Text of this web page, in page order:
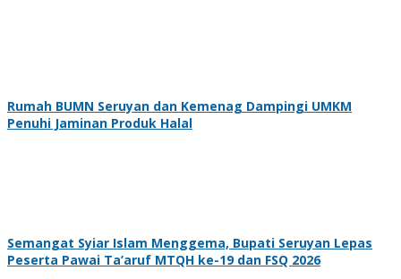
Rumah BUMN Seruyan dan Kemenag Dampingi UMKM
Penuhi Jaminan Produk Halal
Semangat Syiar Islam Menggema, Bupati Seruyan Lepas
Peserta Pawai Ta’aruf MTQH ke-19 dan FSQ 2026